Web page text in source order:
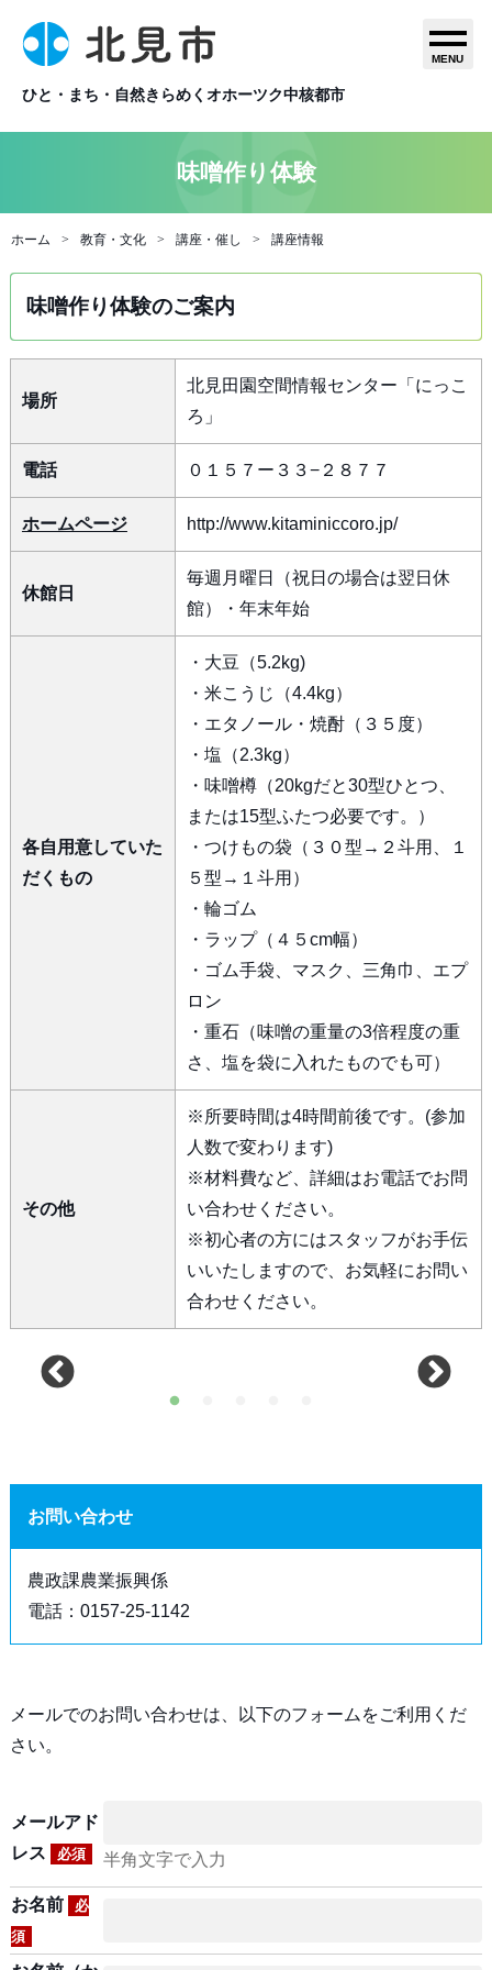
ひと・まち・自然きらめくオホーツク中核都市
MENU
味噌作り体験
ホーム 教育・文化 講座・催し 講座情報
味噌作り体験のご案内
場所
北見田園空間情報センター「にっこ
ろ」
電話 ０１５７ー３３−２８７７
ホームページ http://www.kitaminiccoro.jp/
休館日
毎週月曜日（祝日の場合は翌日休
館）・年末年始
各自用意していた
だくもの
・大豆（5.2kg)
・米こうじ（4.4kg）
・エタノール・焼酎（３５度）
・塩（2.3kg）
・味噌樽（20kgだと30型ひとつ、
または15型ふたつ必要です。）
・つけもの袋（３０型→２斗用、１
５型→１斗用）
・輪ゴム
・ラップ（４５cm幅）
・ゴム手袋、マスク、三角巾、エプ
ロン
・重石（味噌の重量の3倍程度の重
さ、塩を袋に入れたものでも可）
その他
※所要時間は4時間前後です。(参加
人数で変わります)
※材料費など、詳細はお電話でお問
い合わせください。
※初心者の方にはスタッフがお手伝
いいたしますので、お気軽にお問い
合わせください。
お問い合わせ
農政課農業振興係
電話：0157-25-1142
メールでのお問い合わせは、以下のフォームをご利用くだ
さい。
メールアド
レス
必須 半角文字で入力
お名前
必
須